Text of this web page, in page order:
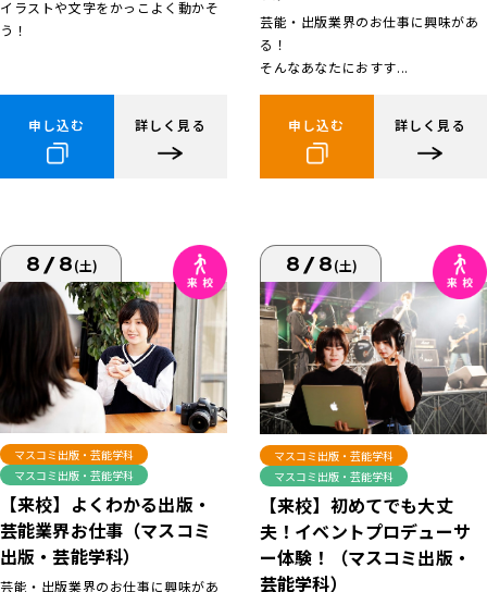
イラストや文字をかっこよく動かそ
う！
申し込む 詳しく見る
芸能・出版業界のお仕事に興味があ
る！
そんなあなたにおすす...
申し込む 詳しく見る
8/8(土)
マスコミ出版・芸能学科
マスコミ出版・芸能学科
【来校】よくわかる出版・
芸能業界お仕事（マスコミ
出版・芸能学科）
芸能・出版業界のお仕事に興味があ
8/8(土)
マスコミ出版・芸能学科
マスコミ出版・芸能学科
【来校】初めてでも大丈
夫！イベントプロデューサ
ー体験！（マスコミ出版・
芸能学科）